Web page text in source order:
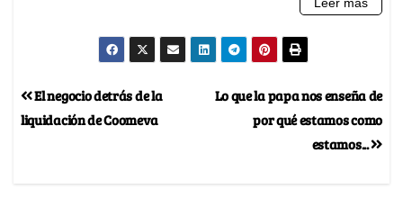
Lo que la papa nos enseña de
por qué estamos como
estamos...
El negocio detrás de la
liquidación de Coomeva